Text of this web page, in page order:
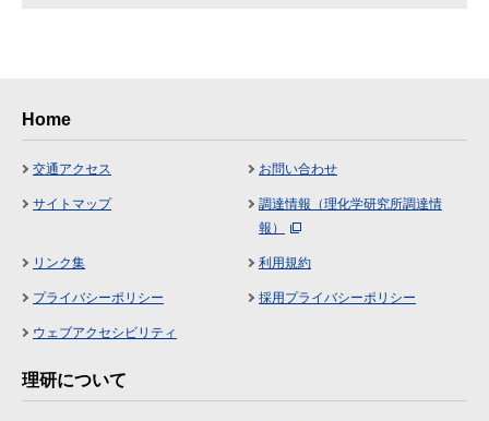
Home
交通アクセス お問い合わせ
サイトマップ
調達情報（理化学研究所調達情
報）
リンク集 利用規約
プライバシーポリシー 採用プライバシーポリシー
ウェブアクセシビリティ
理研について